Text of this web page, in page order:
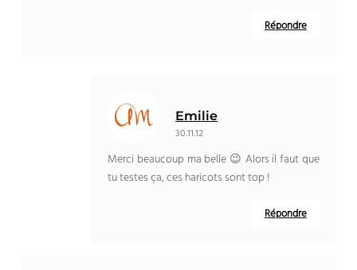
Répondre
Emilie
30.11.12
Merci beaucoup ma belle 😉 Alors il faut que
tu testes ça, ces haricots sont top !
Répondre